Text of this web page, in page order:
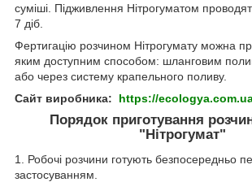
суміші. Підживлення Нітрогуматом
7 діб.
Фертигацію розчином Нітрогумату можна
яким доступним способом: шланговим
або через систему крапельного поливу.
Сайт виробника: https://
Порядок приготування
"Нітрогумат"
1. Робочі розчини готують безпосередньо
застосуванням.